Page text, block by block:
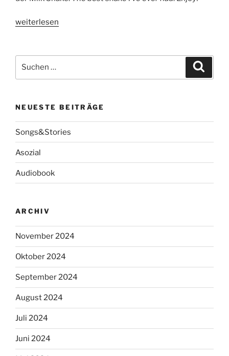
„Milk
weiterlesen
nach:
NEUESTE BEITRÄGE
Songs&Stories
Asozial
Audiobook
ARCHIV
November 2024
Oktober 2024
September 2024
August 2024
Juli 2024
Juni 2024